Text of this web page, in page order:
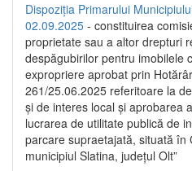
Dispoziția Primarului
02.09.2025 - constituirea
proprietate sau a altor drepturi
despăgubirilor pentru imobilele
expropriere aprobat prin
261/25.06.2025 referitoare la
și de interes local și aprobarea
lucrarea de utilitate publică de
parcare supraetajată, situată în
municipiul Slatina, județul Olt”